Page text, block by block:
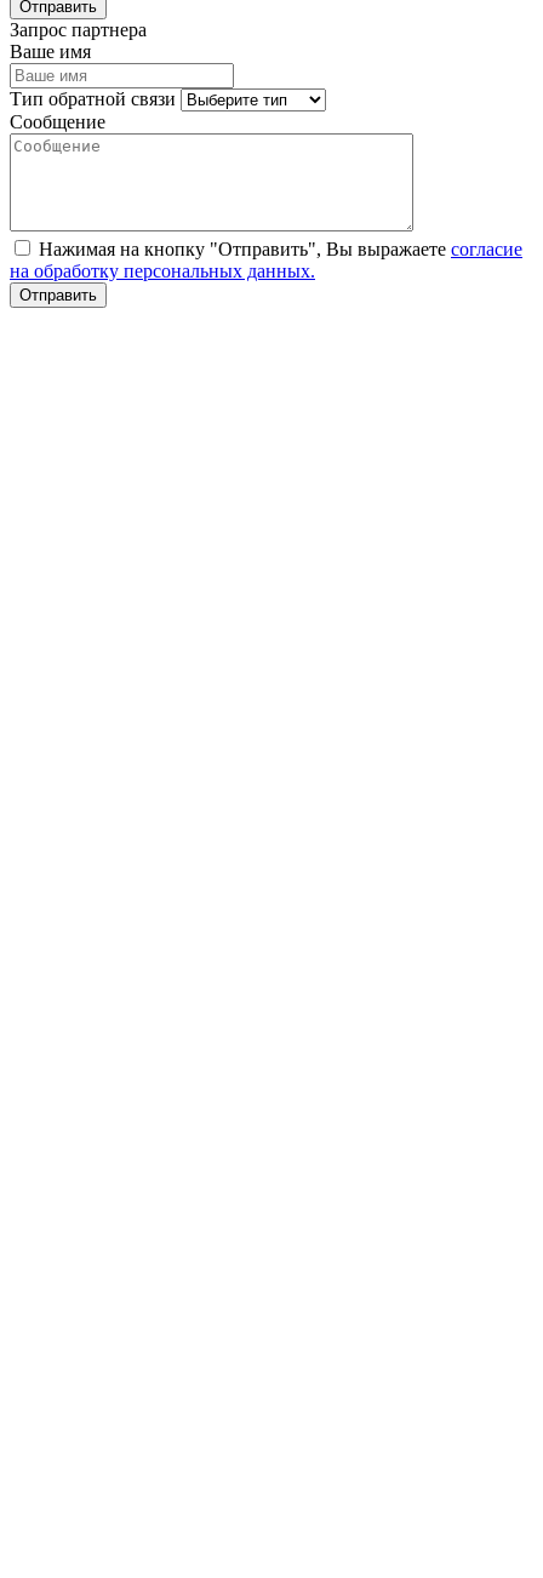
Запрос партнера
Ваше имя
Тип обратной связи
Сообщение
Нажимая на кнопку "Отправить", Вы выражаете согласие
на обработку персональных данных.